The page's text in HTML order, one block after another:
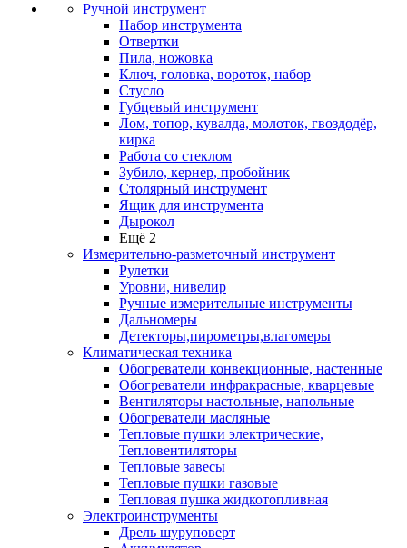
Ручной инструмент
Набор инструмента
Отвертки
Пила, ножовка
Ключ, головка, вороток, набор
Стусло
Губцевый инструмент
Лом, топор, кувалда, молоток, гвоздодёр,
кирка
Работа со стеклом
Зубило, кернер, пробойник
Столярный инструмент
Ящик для инструмента
Дырокол
Ещё 2
Измерительно-разметочный инструмент
Рулетки
Уровни, нивелир
Ручные измерительные инструменты
Дальномеры
Детекторы,пирометры,влагомеры
Климатическая техника
Обогреватели конвекционные, настенные
Обогреватели инфракрасные, кварцевые
Вентиляторы настольные, напольные
Обогреватели масляные
Тепловые пушки электрические,
Тепловентиляторы
Тепловые завесы
Тепловые пушки газовые
Тепловая пушка жидкотопливная
Электроинструменты
Дрель шуруповерт